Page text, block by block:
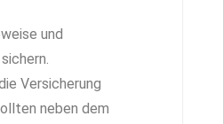
und
Versicherung
neben dem